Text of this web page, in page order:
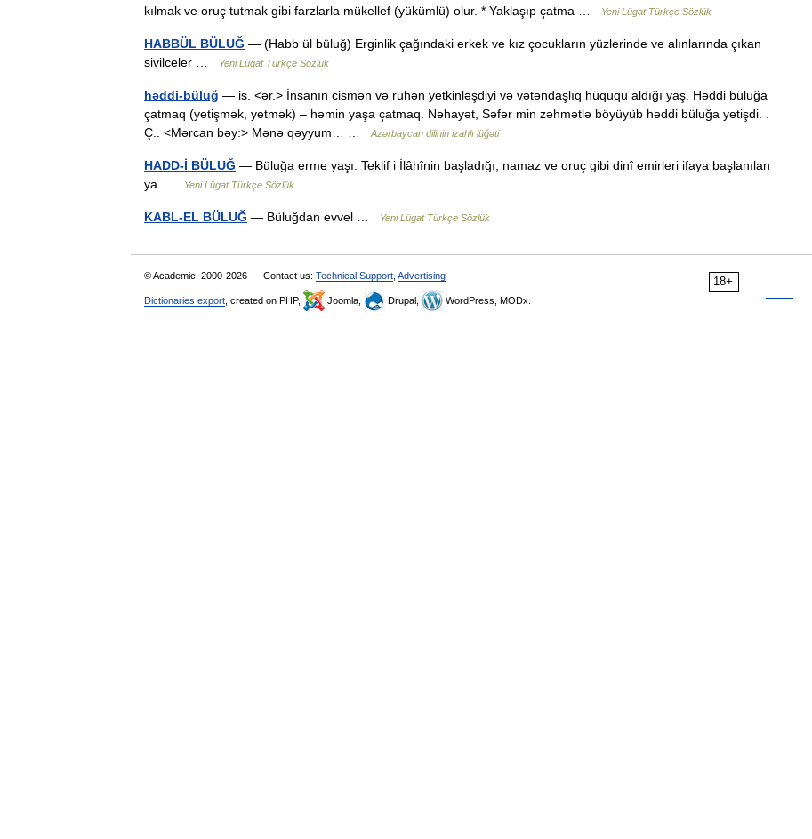
kılmak ve oruç tutmak gibi farzlarla mükellef (yükümlü) olur. * Yaklaşıp çatma …
Yeni Lügat Türkçe Sözlük
HABBÜL BÜLUĞ — (Habb ül büluğ) Erginlik çağındaki erkek ve kız çocukların yüzlerinde ve alınlarında çıkan
sivilceler …
Yeni Lügat Türkçe Sözlük
həddi-büluğ — is. <ər.> İnsanın cismən və ruhən yetkinləşdiyi və vətəndaşlıq hüququ aldığı yaş. Həddi büluğa
çatmaq (yetişmək, yetmək) – həmin yaşa çatmaq. Nəhayət, Səfər min zəhmətlə böyüyüb həddi büluğa yetişdi. .
Ç.. <Mərcan bəy:> Mənə qəyyum… …
Azərbaycan dilinin izahlı lüğəti
HADD-İ BÜLUĞ — Büluğa erme yaşı. Teklif i İlâhînin başladığı, namaz ve oruç gibi dinî emirleri ifaya başlanılan
ya …
Yeni Lügat Türkçe Sözlük
KABL-EL BÜLUĞ — Büluğdan evvel … Yeni Lügat Türkçe Sözlük
18+
© Academic, 2000-2026 Contact us: Technical Support Advertising
Dictionaries export , created on PHP, Joomla, Drupal, WordPress, MODx.